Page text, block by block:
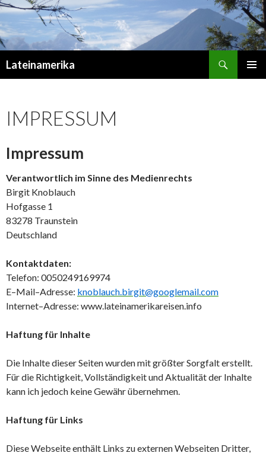
Lateinamerika
IMPRESSUM
Impressum
Verantwortlich im Sinne des Medienrechts
Birgit Knoblauch
Hofgasse 1
83278 Traunstein
Deutschland
Kontaktdaten:
Telefon: 0050249169974
E–Mail–Adresse: knoblauch.birgit@googlemail.com
Internet–Adresse: www.lateinamerikareisen.info
Haftung für Inhalte
Die Inhalte dieser Seiten wurden mit größter Sorgfalt erstellt.
Für die Richtigkeit, Vollständigkeit und Aktualität der Inhalte
kann ich jedoch keine Gewähr übernehmen.
Haftung für Links
Diese Webseite enthält Links zu externen Webseiten Dritter,